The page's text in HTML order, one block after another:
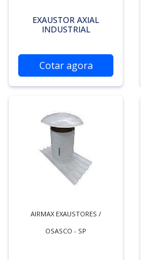
EXAUSTOR AXIAL
INDUSTRIAL
Cotar agora
AIRMAX EXAUSTORES /
OSASCO - SP